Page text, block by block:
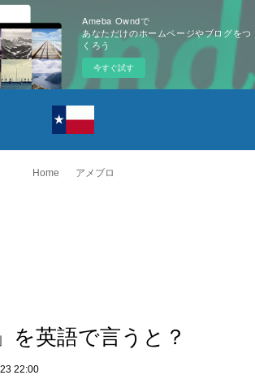
Ameba Owndで
あなただけのホームページやブログをつ
くろう
今すぐ試す
Home アメブロ
を英語で言うと？
22:00